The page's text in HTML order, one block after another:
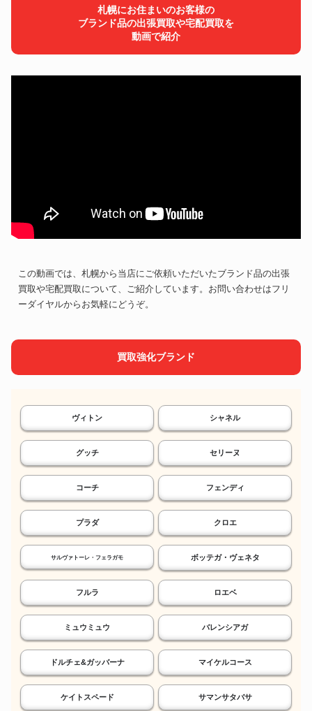
札幌にお住まいのお客様の
ブランド品の出張買取や宅配買取を
動画で紹介
この動画では、札幌から当店にご依頼いただいたブランド品の出張
買取や宅配買取について、ご紹介しています。お問い合わせはフリ
ーダイヤルからお気軽にどうぞ。
買取強化ブランド
ヴィトン シャネル
グッチ セリーヌ
コーチ フェンディ
プラダ クロエ
サルヴァトーレ・フェラガモ ボッテガ・ヴェネタ
フルラ ロエベ
ミュウミュウ バレンシアガ
ドルチェ&ガッバーナ マイケルコース
ケイトスペード サマンサタバサ